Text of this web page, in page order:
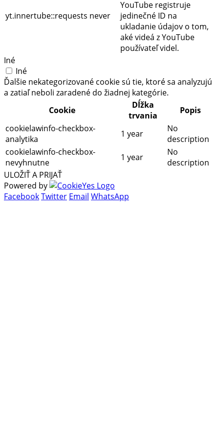
yt.innertube::requests never
YouTube registruje
jedinečné ID na
ukladanie údajov o tom,
aké videá z YouTube
používateľ videl.
Iné
Iné
Ďalšie nekategorizované cookie sú tie, ktoré sa analyzujú
a zatiaľ neboli zaradené do žiadnej kategórie.
Cookie
Dĺžka
trvania
Popis
cookielawinfo-checkbox-
analytika
1 year
No
description
cookielawinfo-checkbox-
nevyhnutne
1 year
No
description
ULOŽIŤ A PRIJAŤ
Powered by
FacebookTwitter Email WhatsApp